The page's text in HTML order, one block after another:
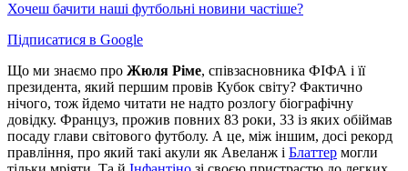
Хочеш бачити наші футбольні новини частіше?
Підписатися в Google
Що ми знаємо про Жюля Ріме, співзасновника ФІФА і її
президента, який першим провів Кубок світу? Фактично
нічого, тож йдемо читати не надто розлогу біографічну
довідку. Француз, прожив повних 83 роки, 33 із яких обіймав
посаду глави світового футболу. А це, між іншим, досі рекорд
правління, про який такі акули як Авеланж і Блаттер могли